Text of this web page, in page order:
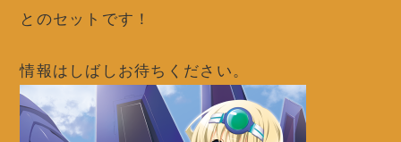
とのセットです！
情報はしばしお待ちください。